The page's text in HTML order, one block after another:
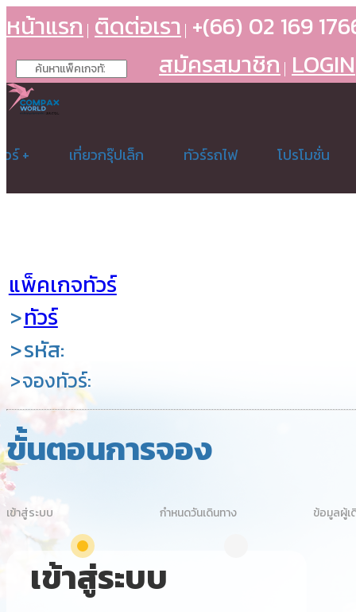
หน้าแรก ติดต่อเรา +(66) 02 169
สมัครสมาชิก LOGIN
ร์ + เที่ยวกรุ๊ปเล็ก ทัวร์รถไฟ โปรโมชั่น
แพ็คเกจทัวร์
ทัวร์
รหัส:
จองทัวร์:
ขั้นตอนการจอง
เข้าสู่ระบบ กำหนดวันเดินทาง ข้อมูลผู้เ
เข้าสู่ระบบ